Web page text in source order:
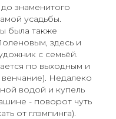
знаменитого
усадьбы.
была также
здесь и
с семьёй.
по выходным и
Недалеко
водой и купель
- поворот чуть
от глэмпинга).